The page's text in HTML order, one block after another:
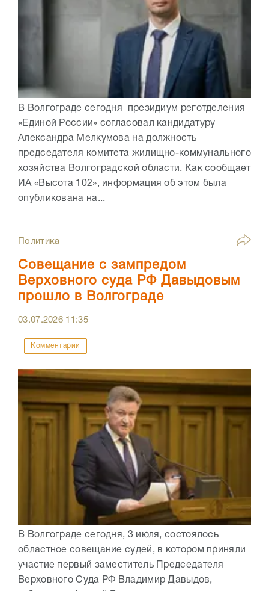
В Волгограде сегодня президиум реготделения
«Единой России» согласовал кандидатуру
Александра Мелкумова на должность
председателя комитета жилищно-коммунального
хозяйства Волгоградской области. Как сообщает
ИА «Высота 102», информация об этом была
опубликована на...
Политика
Совещание с зампредом
Верховного суда РФ Давыдовым
прошло в Волгограде
03.07.2026 11:35
Комментарии
В Волгограде сегодня, 3 июля, состоялось
областное совещание судей, в котором приняли
участие первый заместитель Председателя
Верховного Суда РФ Владимир Давыдов,